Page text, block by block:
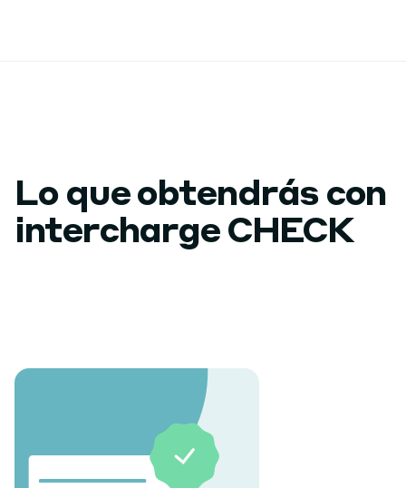
Lo que obtendrás con
intercharge CHECK